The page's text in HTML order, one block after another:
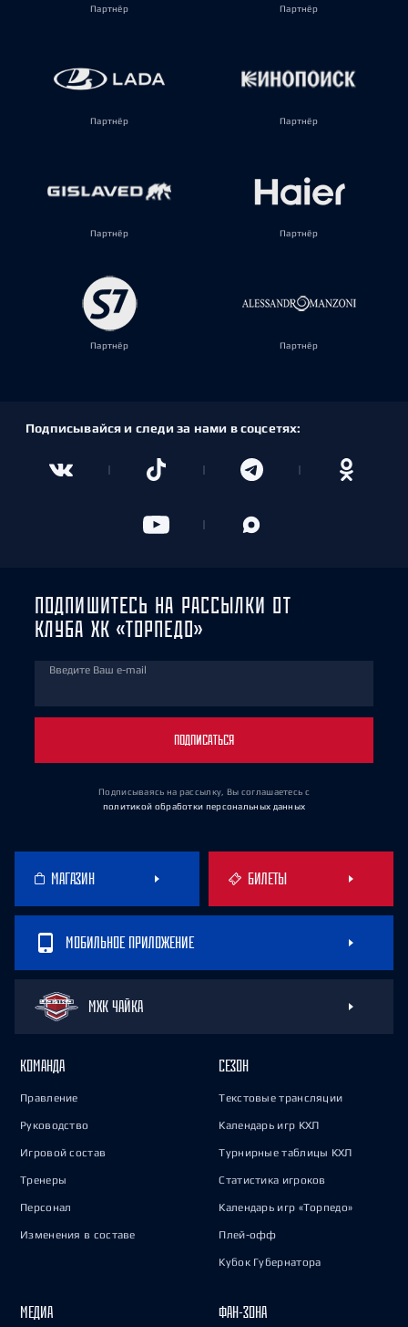
Партнёр Партнёр
Партнёр Партнёр
Партнёр Партнёр
Партнёр Партнёр
Подписывайся и следи за нами в соцсетях:
ПОДПИШИТЕСЬ НА РАССЫЛКИ ОТ
КЛУБА ХК «ТОРПЕДО»
Введите Ваш e-mail
ПОДПИСАТЬСЯ
Подписываясь на рассылку, Вы соглашаетесь с
политикой обработки персональных данных
МАГАЗИН БИЛЕТЫ
МОБИЛЬНОЕ ПРИЛОЖЕНИЕ
МХК ЧАЙКА
КОМАНДА
Правление
Руководство
Игровой состав
Тренеры
Персонал
Изменения в составе
СЕЗОН
Текстовые трансляции
Календарь игр КХЛ
Турнирные таблицы КХЛ
Статистика игроков
Календарь игр «Торпедо»
Плей-офф
Кубок Губернатора
МЕДИА ФАН-ЗОНА